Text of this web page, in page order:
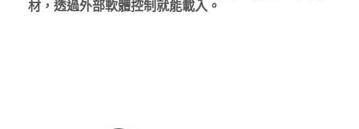
材，透過外部軟體控制就能載入。